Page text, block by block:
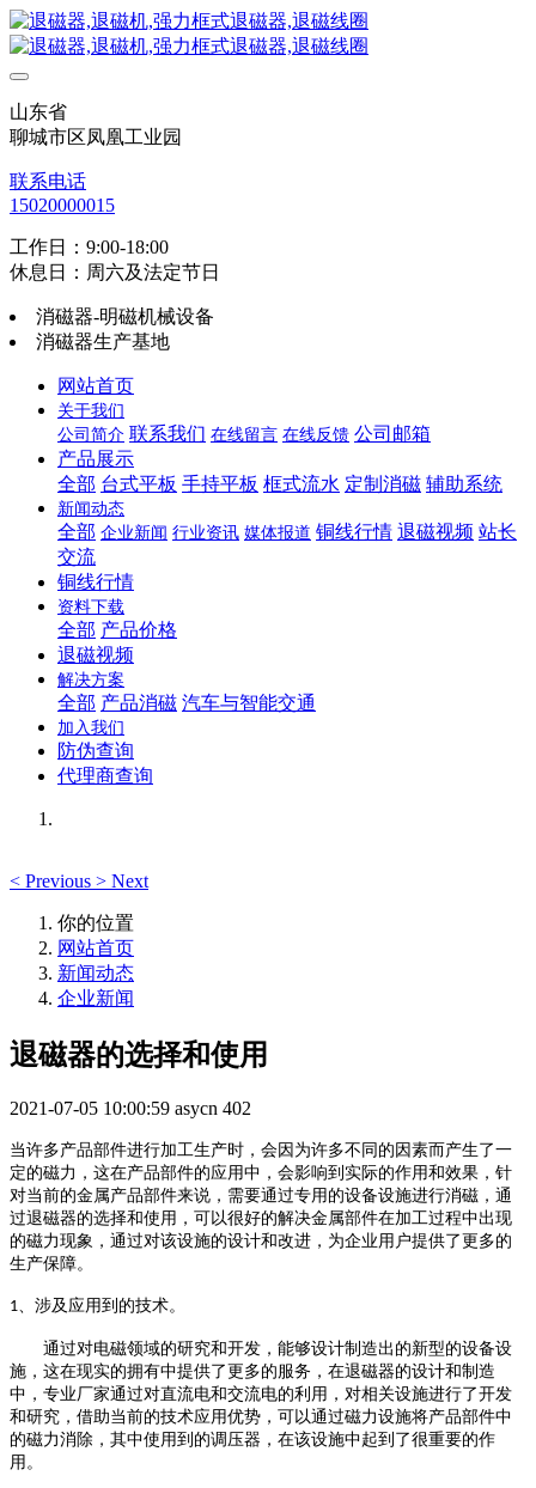
山东省
聊城市区凤凰工业园
联系电话
15020000015
工作日：9:00-18:00
休息日：周六及法定节日
消磁器-明磁机械设备
消磁器生产基地
网站首页
关于我们
公司简介 联系我们 在线留言 在线反馈 公司邮箱
产品展示
全部 台式平板 手持平板 框式流水 定制消磁 辅助系统
新闻动态
全部 企业新闻 行业资讯 媒体报道 铜线行情 退磁视频 站长
交流
铜线行情
资料下载
全部 产品价格
退磁视频
解决方案
全部 产品消磁 汽车与智能交通
加入我们
防伪查询
代理商查询
< Previous > Next
你的位置
网站首页
新闻动态
企业新闻
退磁器的选择和使用
2021-07-05 10:00:59 asycn 402
当许多产品部件进行加工生产时，会因为许多不同的因素而产生了一
定的磁力，这在产品部件的应用中，会影响到实际的作用和效果，针
对当前的金属产品部件来说，需要通过专用的设备设施进行消磁，通
过退磁器的选择和使用，可以很好的解决金属部件在加工过程中出现
的磁力现象，通过对该设施的设计和改进，为企业用户提供了更多的
生产保障。
1 、涉及应用到的技术。
通过对电磁领域的研究和开发，能够设计制造出的新型的设备设
施，这在现实的拥有中提供了更多的服务，在退磁器的设计和制造
中，专业厂家通过对直流电和交流电的利用，对相关设施进行了开发
和研究，借助当前的技术应用优势，可以通过磁力设施将产品部件中
的磁力消除，其中使用到的调压器，在该设施中起到了很重要的作
用。